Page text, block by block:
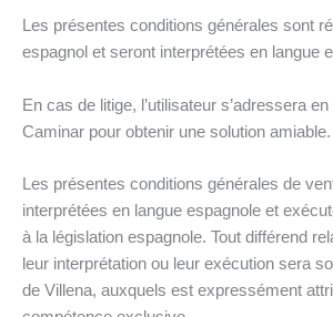
Les présentes conditions générales sont
espagnol et seront interprétées en langue
En cas de litige, l’utilisateur s’adressera
Caminar pour obtenir une solution amiable.
Les présentes conditions générales de
interprétées en langue espagnole et
à la législation espagnole. Tout différend
leur interprétation ou leur exécution sera
de Villena, auxquels est expressément